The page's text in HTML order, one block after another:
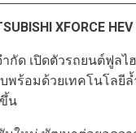
XFORCE HEV
ด เปิดตัวรถยนต์ฟูลไ
ร้อมด้วยเทคโนโลยี
น